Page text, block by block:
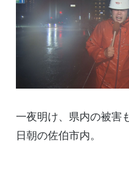
一夜明け、県内の被害
日朝の佐伯市内。